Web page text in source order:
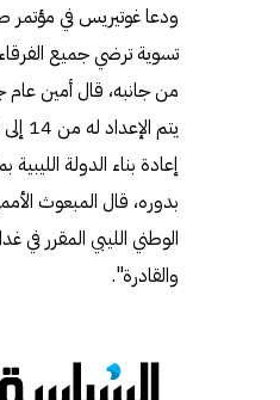
ودعا غوتيريس في مؤتمر
تسوية ترضي جميع
من جانبه، قال أمين عام
إعادة بناء الدولة
بدوره، قال المبعوث
الوطني الليبي المقرر في
والقادرة".